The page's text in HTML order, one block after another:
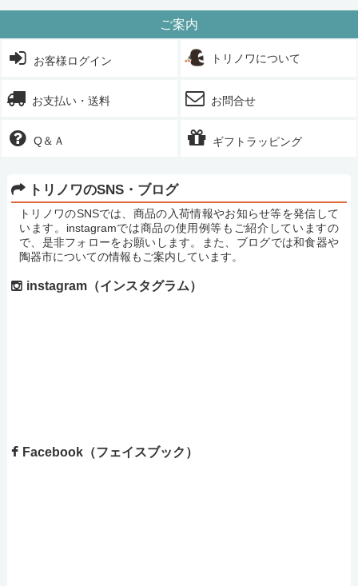
ご案内
お客様ログイン トリノワについて
お支払い・送料 お問合せ
Q＆Ａ ギフトラッピング
トリノワのSNS・ブログ
トリノワのSNSでは、商品の入荷情報やお知らせ等を発信して
います。instagramでは商品の使用例等もご紹介していますの
で、是非フォローをお願いします。また、ブログでは和食器や
陶器市についての情報もご案内しています。
instagram（インスタグラム）
Facebook（フェイスブック）